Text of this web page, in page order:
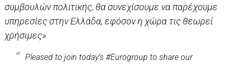
συμβουλών πολιτικής, θα συνεχίσουμε να παρέχουμε
υπηρεσίες στην Ελλάδα, εφόσον η χώρα τις θεωρεί
χρήσιμες»
Pleased to join today’s#Eurogroup to share our